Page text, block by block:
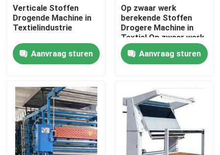
Neem contact met ons op
Nieuws
Verzoek om een Citaat
Corduroy Snijmachine
Textiel Schroeiende Machine
Verticale Stoffen
Drogende Machine in
Textielindustrie
Aanvraag sturen
Op zwaar werk
berekende Stoffen
Drogere Machine in
Textiel Op zwaar werk
berekend
Aanvraag sturen